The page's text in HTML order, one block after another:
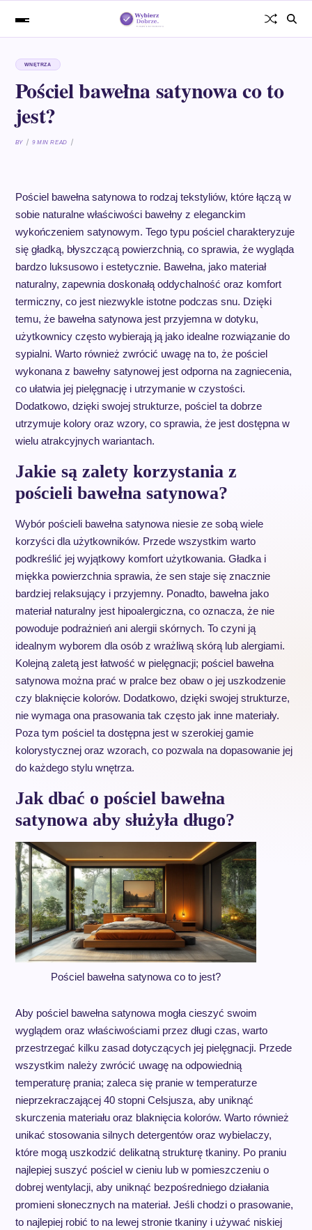
WNĘTRZA
Pościel bawełna satynowa co to
jest?
BY 9 MIN READ
Pościel bawełna satynowa to rodzaj tekstyliów, które łączą w
sobie naturalne właściwości bawełny z eleganckim
wykończeniem satynowym. Tego typu pościel charakteryzuje
się gładką, błyszczącą powierzchnią, co sprawia, że wygląda
bardzo luksusowo i estetycznie. Bawełna, jako materiał
naturalny, zapewnia doskonałą oddychalność oraz komfort
termiczny, co jest niezwykle istotne podczas snu. Dzięki
temu, że bawełna satynowa jest przyjemna w dotyku,
użytkownicy często wybierają ją jako idealne rozwiązanie do
sypialni. Warto również zwrócić uwagę na to, że pościel
wykonana z bawełny satynowej jest odporna na zagniecenia,
co ułatwia jej pielęgnację i utrzymanie w czystości.
Dodatkowo, dzięki swojej strukturze, pościel ta dobrze
utrzymuje kolory oraz wzory, co sprawia, że jest dostępna w
wielu atrakcyjnych wariantach.
Jakie są zalety korzystania z
pościeli bawełna satynowa?
Wybór pościeli bawełna satynowa niesie ze sobą wiele
korzyści dla użytkowników. Przede wszystkim warto
podkreślić jej wyjątkowy komfort użytkowania. Gładka i
miękka powierzchnia sprawia, że sen staje się znacznie
bardziej relaksujący i przyjemny. Ponadto, bawełna jako
materiał naturalny jest hipoalergiczna, co oznacza, że nie
powoduje podrażnień ani alergii skórnych. To czyni ją
idealnym wyborem dla osób z wrażliwą skórą lub alergiami.
Kolejną zaletą jest łatwość w pielęgnacji; pościel bawełna
satynowa można prać w pralce bez obaw o jej uszkodzenie
czy blaknięcie kolorów. Dodatkowo, dzięki swojej strukturze,
nie wymaga ona prasowania tak często jak inne materiały.
Poza tym pościel ta dostępna jest w szerokiej gamie
kolorystycznej oraz wzorach, co pozwala na dopasowanie jej
do każdego stylu wnętrza.
Jak dbać o pościel bawełna
satynowa aby służyła długo?
Pościel bawełna satynowa co to jest?
Aby pościel bawełna satynowa mogła cieszyć swoim
wyglądem oraz właściwościami przez długi czas, warto
przestrzegać kilku zasad dotyczących jej pielęgnacji. Przede
wszystkim należy zwrócić uwagę na odpowiednią
temperaturę prania; zaleca się pranie w temperaturze
nieprzekraczającej 40 stopni Celsjusza, aby uniknąć
skurczenia materiału oraz blaknięcia kolorów. Warto również
unikać stosowania silnych detergentów oraz wybielaczy,
które mogą uszkodzić delikatną strukturę tkaniny. Po praniu
najlepiej suszyć pościel w cieniu lub w pomieszczeniu o
dobrej wentylacji, aby uniknąć bezpośredniego działania
promieni słonecznych na materiał. Jeśli chodzi o prasowanie,
to najlepiej robić to na lewej stronie tkaniny i używać niskiej